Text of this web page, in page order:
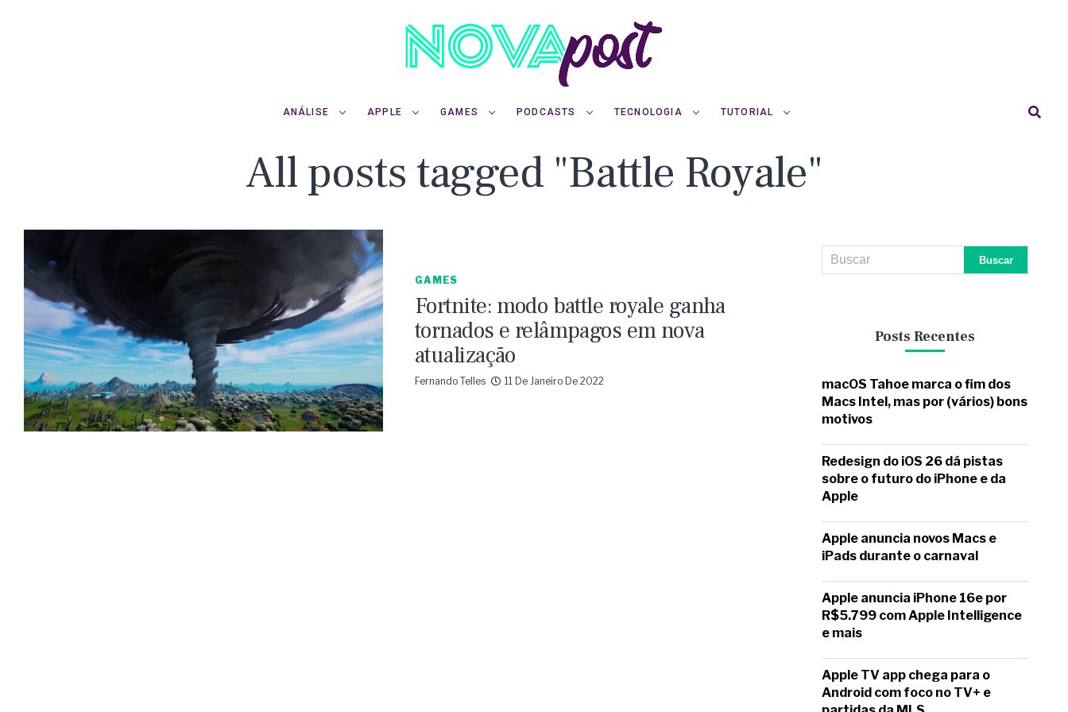
ANÁLISE APPLE GAMES PODCASTS TECNOLOGIA TUTORIAL
All posts tagged "Battle Royale"
GAMES
Fortnite: modo battle royale ganha
tornados e relâmpagos em nova
atualização
Fernando Telles 11 De Janeiro De 2022
Posts Recentes
macOS Tahoe marca o fim dos
Macs Intel, mas por (vários) bons
motivos
Redesign do iOS 26 dá pistas
sobre o futuro do iPhone e da
Apple
Apple anuncia novos Macs e
iPads durante o carnaval
Apple anuncia iPhone 16e por
R$5.799 com Apple Intelligence
e mais
Apple TV app chega para o
Android com foco no TV+ e